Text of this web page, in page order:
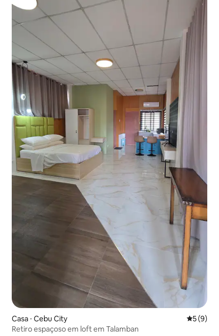
Casa ⋅ Cebu City 5 de
5 (9)
Retiro espaçoso em loft em Talamban